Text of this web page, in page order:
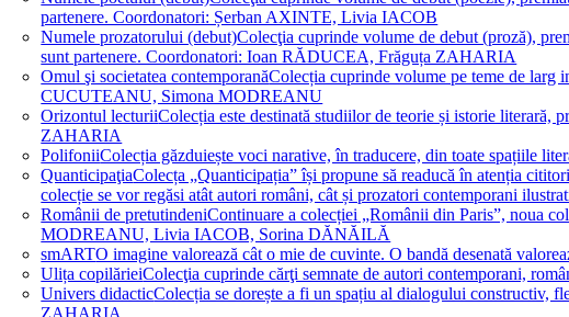
partenere. Coordonatori: Șerban AXINTE, Livia IACOB
Numele prozatorului (debut)Colecţia cuprinde volume de debut (proză),
sunt partenere. Coordonatori: Ioan RĂDUCEA, Frăguța ZAHARIA
Omul şi societatea contemporanăColecția cuprinde volume pe teme de larg
CUCUTEANU, Simona MODREANU
Orizontul lecturiiColecția este destinată studiilor de teorie și istorie
ZAHARIA
PolifoniiColecția găzduiește voci narative, în traducere, din toate spațiile
QuanticipaţiaColecța „Quanticipația” își propune să readucă în atenția
colecție se vor regăsi atât autori români, cât și prozatori contemporani
Românii de pretutindeniContinuare a colecției „Românii din Paris”, noua
MODREANU, Livia IACOB, Sorina DĂNĂILĂ
smARTO imagine valorează cât o mie de cuvinte. O bandă desenată
Ulița copilărieiColecţia cuprinde cărţi semnate de autori contemporani,
Univers didacticColecția se dorește a fi un spațiu al dialogului constructiv,
ZAHARIA